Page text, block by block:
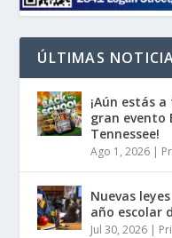
ÚLTIMAS
¡Aún estás
gran evento
Tennessee!
Ago 1, 2026 |
Nuevas
año escolar
Jul 30, 2026 |